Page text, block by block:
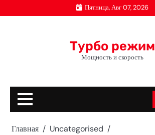
к
Пятница, Авг 07, 2026
Турбо режим
Мощность и скорость
Главная
Uncategorised